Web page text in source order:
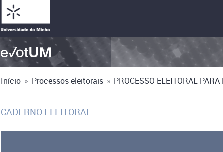
Início » Processos eleitorais » PROCESSO ELEITORAL
CADERNO ELEITORAL